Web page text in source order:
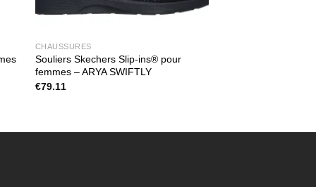
CHAUSSURES
Souliers Skechers Slip-ins® pour
femmes – ARYA SWIFTLY
€79.11